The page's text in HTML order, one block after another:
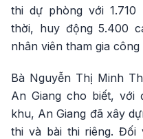
thi dự phòng với
thời, huy động 5.400
nhân viên tham gia
Bà Nguyễn Thị Minh
An Giang cho biết,
khu, An Giang đã xây
thi và bài thi riêng. Đối